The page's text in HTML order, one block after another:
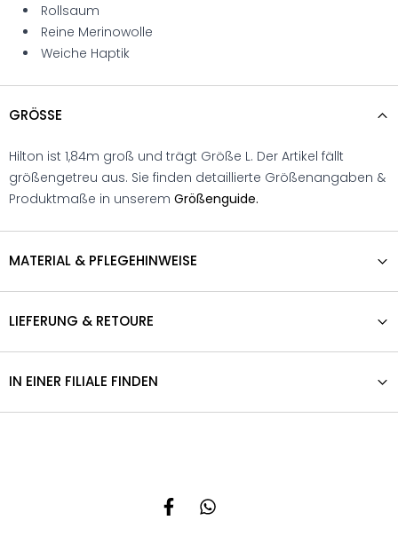
Rollsaum
Reine Merinowolle
Weiche Haptik
GRÖSSE
Hilton ist 1,84m groß und trägt Größe L. Der Artikel fällt
größengetreu aus. Sie finden detaillierte Größenangaben &
Produktmaße in unserem Größenguide.
MATERIAL & PFLEGEHINWEISE
LIEFERUNG & RETOURE
IN EINER FILIALE FINDEN